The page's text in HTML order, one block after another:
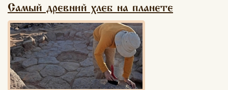
Самый древний хлеб на планете